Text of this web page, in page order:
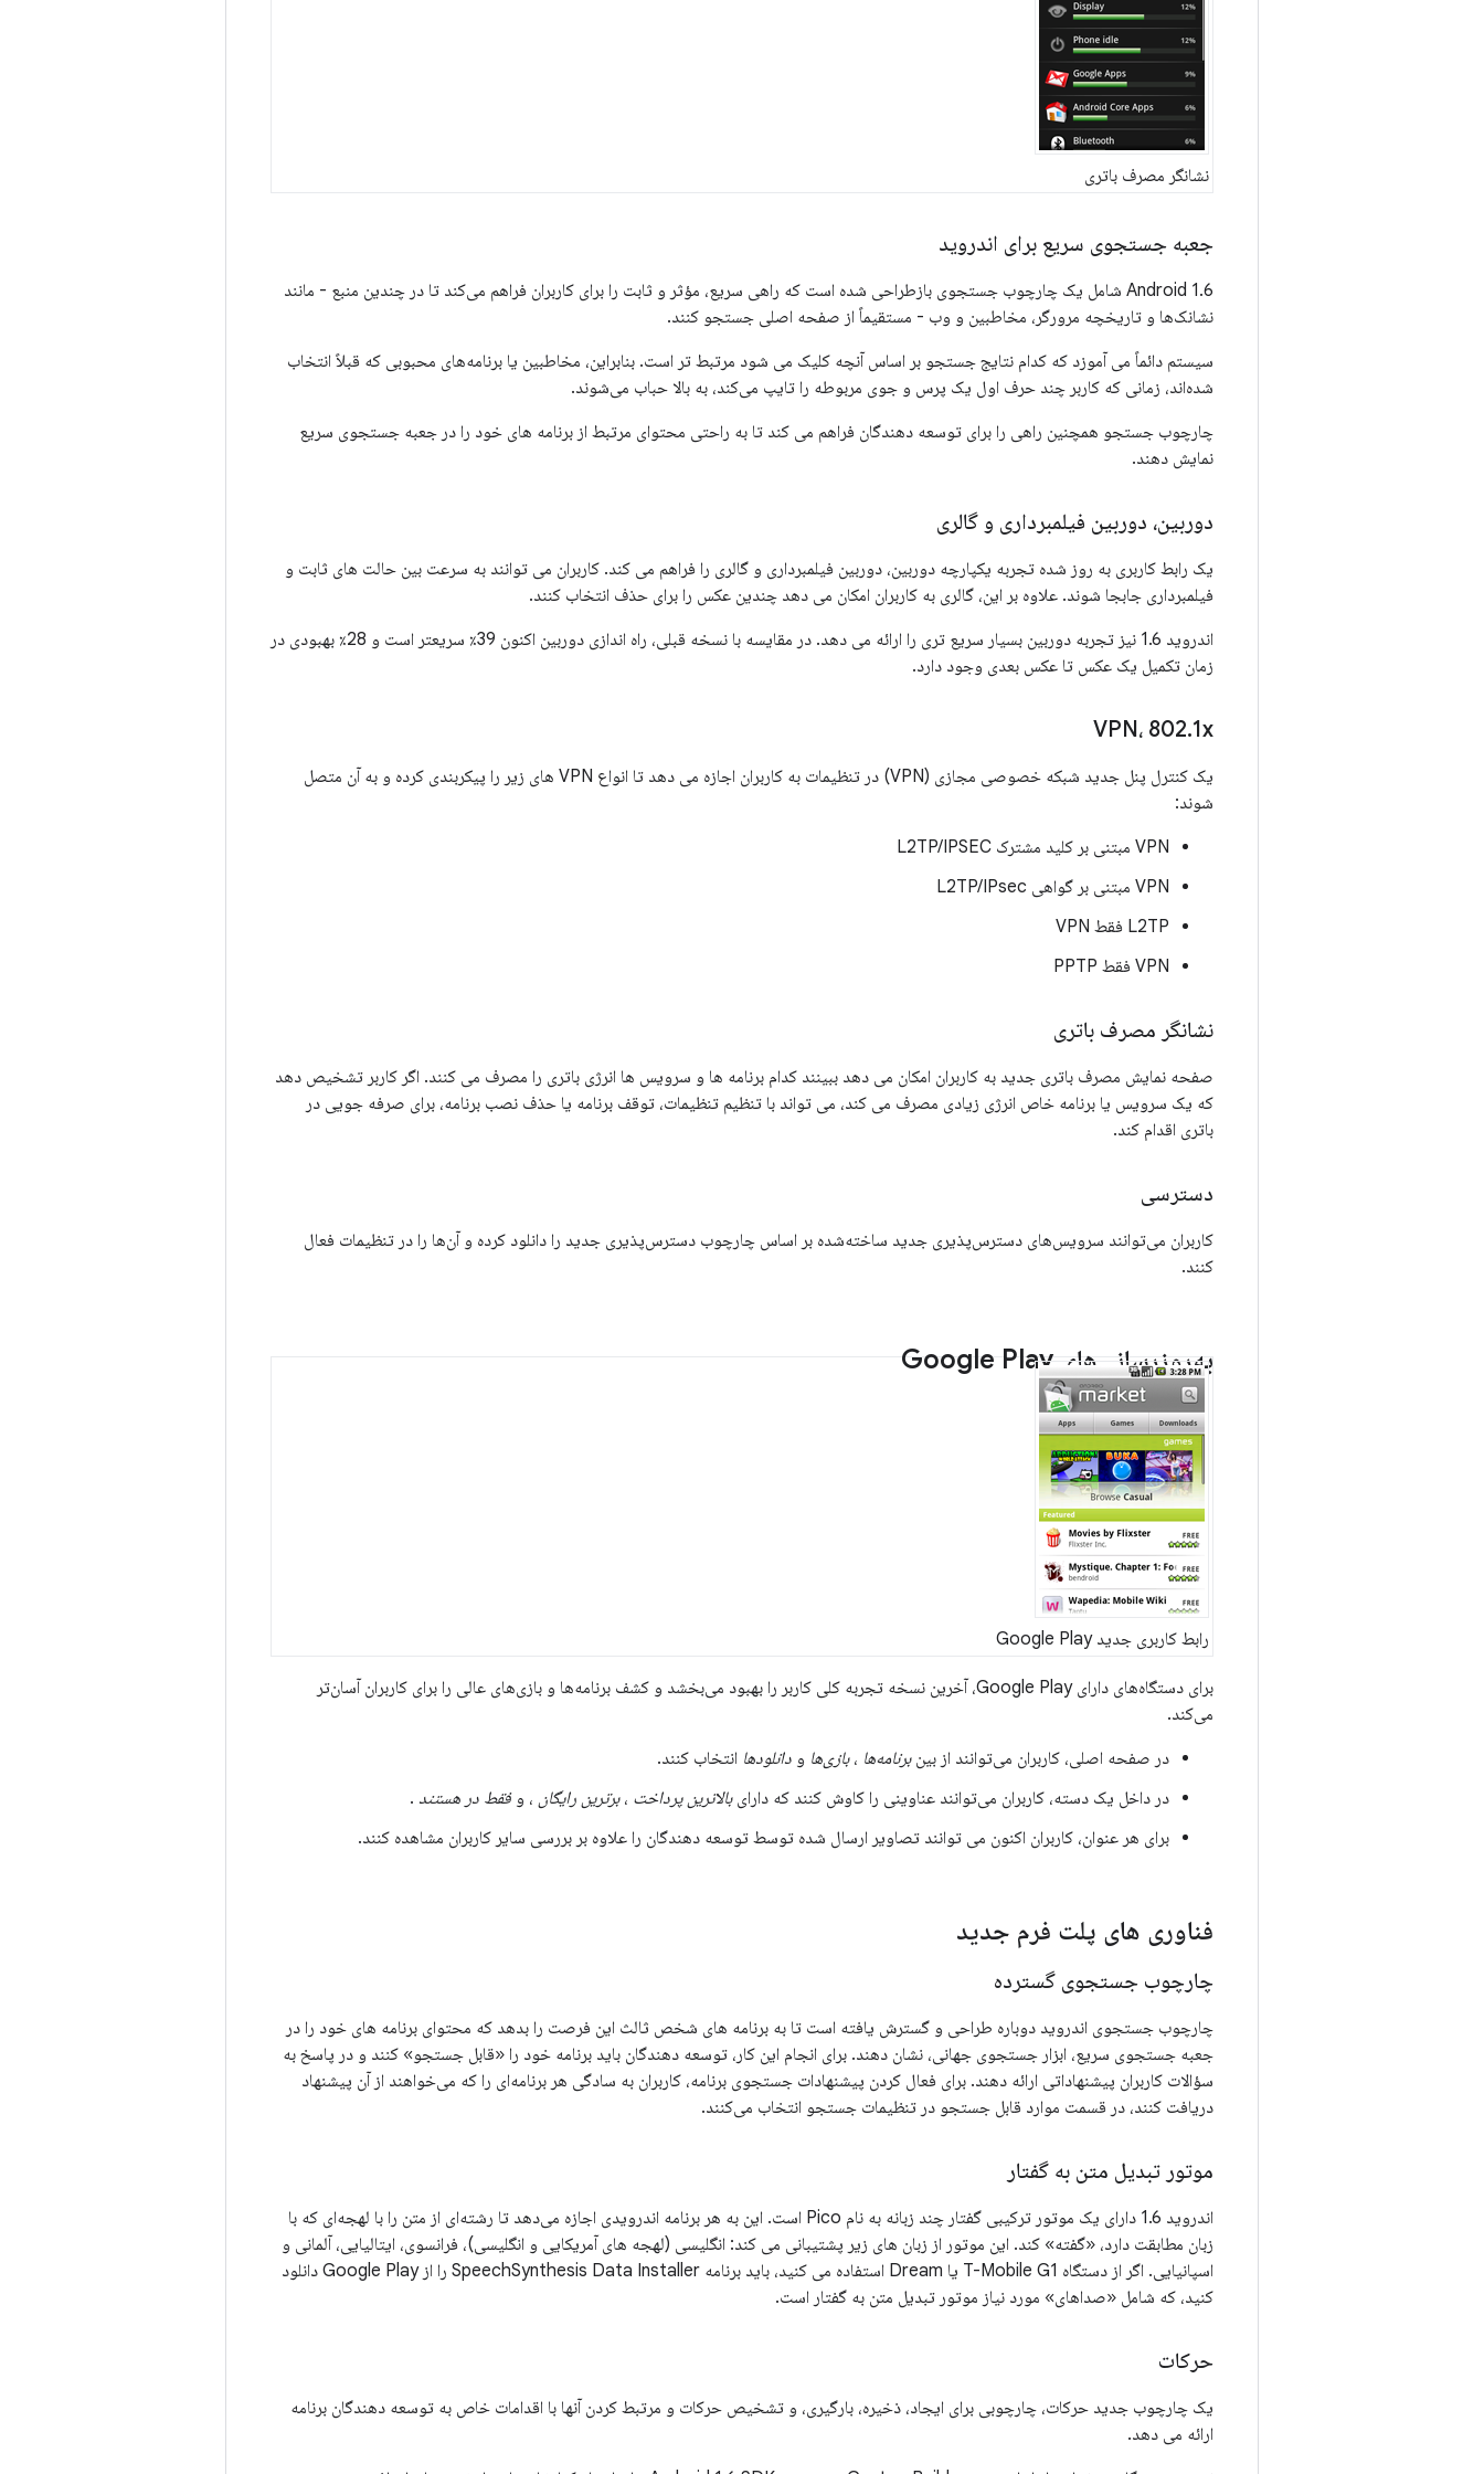
نشانگر مصرف باتری
جعبه جستجوی سریع برای اندروید
Android 1.6 شامل یک چارچوب جستجوی بازطراحی شده است که راهی سریع، مؤثر و ثابت را برای کاربران فراهم می‌کند تا در چندین منبع - مانند
نشانک‌ها و تاریخچه مرورگر، مخاطبین و وب - مستقیماً از صفحه اصلی جستجو کنند.
سیستم دائماً می آموزد که کدام نتایج جستجو بر اساس آنچه کلیک می شود مرتبط تر است. بنابراین، مخاطبین یا برنامه‌های محبوبی که قبلاً انتخاب
شده‌اند، زمانی که کاربر چند حرف اول یک پرس و جوی مربوطه را تایپ می‌کند، به بالا حباب می‌شوند.
چارچوب جستجو همچنین راهی را برای توسعه دهندگان فراهم می کند تا به راحتی محتوای مرتبط از برنامه های خود را در جعبه جستجوی سریع
نمایش دهند.
دوربین، دوربین فیلمبرداری و گالری
یک رابط کاربری به روز شده تجربه یکپارچه دوربین، دوربین فیلمبرداری و گالری را فراهم می کند. کاربران می توانند به سرعت بین حالت های ثابت و
فیلمبرداری جابجا شوند. علاوه بر این، گالری به کاربران امکان می دهد چندین عکس را برای حذف انتخاب کنند.
اندروید 1.6 نیز تجربه دوربین بسیار سریع تری را ارائه می دهد. در مقایسه با نسخه قبلی، راه اندازی دوربین اکنون 39٪ سریعتر است و 28٪ بهبودی در
زمان تکمیل یک عکس تا عکس بعدی وجود دارد.
VPN، 802.1x
یک کنترل پنل جدید شبکه خصوصی مجازی (VPN) در تنظیمات به کاربران اجازه می دهد تا انواع VPN های زیر را پیکربندی کرده و به آن متصل
شوند:
VPN مبتنی بر کلید مشترک L2TP/IPSEC
VPN مبتنی بر گواهی L2TP/IPsec
L2TP فقط VPN
VPN فقط PPTP
نشانگر مصرف باتری
صفحه نمایش مصرف باتری جدید به کاربران امکان می دهد ببینند کدام برنامه ها و سرویس ها انرژی باتری را مصرف می کنند. اگر کاربر تشخیص دهد
که یک سرویس یا برنامه خاص انرژی زیادی مصرف می کند، می تواند با تنظیم تنظیمات، توقف برنامه یا حذف نصب برنامه، برای صرفه جویی در
باتری اقدام کند.
دسترسی
کاربران می‌توانند سرویس‌های دسترس‌پذیری جدید ساخته‌شده بر اساس چارچوب دسترس‌پذیری جدید را دانلود کرده و آن‌ها را در تنظیمات فعال
کنند.
به‌روزرسانی‌های Google Play
رابط کاربری جدید Google Play
برای دستگاه‌های دارای Google Play، آخرین نسخه تجربه کلی کاربر را بهبود می‌بخشد و کشف برنامه‌ها و بازی‌های عالی را برای کاربران آسان‌تر
می‌کند.
در صفحه اصلی، کاربران می‌توانند از بینبرنامه‌ها ،بازی‌ها و دانلودها انتخاب کنند.
در داخل یک دسته، کاربران می‌توانند عناوینی را کاوش کنند که دارایبالاترین پرداخت ،برترین رایگان ، وفقط در هستند .
برای هر عنوان، کاربران اکنون می توانند تصاویر ارسال شده توسط توسعه دهندگان را علاوه بر بررسی سایر کاربران مشاهده کنند.
فناوری های پلت فرم جدید
چارچوب جستجوی گسترده
چارچوب جستجوی اندروید دوباره طراحی و گسترش یافته است تا به برنامه های شخص ثالث این فرصت را بدهد که محتوای برنامه های خود را در
جعبه جستجوی سریع، ابزار جستجوی جهانی، نشان دهند. برای انجام این کار، توسعه دهندگان باید برنامه خود را «قابل جستجو» کنند و در پاسخ به
سؤالات کاربران پیشنهاداتی ارائه دهند. برای فعال کردن پیشنهادات جستجوی برنامه، کاربران به سادگی هر برنامه‌ای را که می‌خواهند از آن پیشنهاد
دریافت کنند، در قسمت موارد قابل جستجو در تنظیمات جستجو انتخاب می‌کنند.
موتور تبدیل متن به گفتار
اندروید 1.6 دارای یک موتور ترکیبی گفتار چند زبانه به نام Pico است. این به هر برنامه اندرویدی اجازه می‌دهد تا رشته‌ای از متن را با لهجه‌ای که با
زبان مطابقت دارد، «گفته» کند. این موتور از زبان های زیر پشتیبانی می کند: انگلیسی (لهجه های آمریکایی و انگلیسی)، فرانسوی، ایتالیایی، آلمانی و
اسپانیایی. اگر از دستگاه T-Mobile G1 یا Dream استفاده می کنید، باید برنامه SpeechSynthesis Data Installer را از Google Play دانلود
کنید، که شامل «صداهای» مورد نیاز موتور تبدیل متن به گفتار است.
حرکات
یک چارچوب جدید حرکات، چارچوبی برای ایجاد، ذخیره، بارگیری، و تشخیص حرکات و مرتبط کردن آنها با اقدامات خاص به توسعه دهندگان برنامه
ارائه می دهد.